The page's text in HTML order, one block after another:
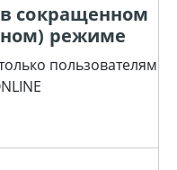
сокращенном
режиме
пользователям